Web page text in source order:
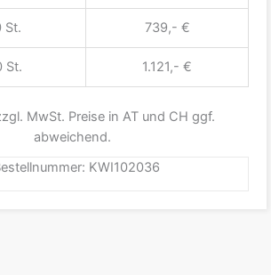
St. 739,- €
St. 1.121,- €
MwSt. Preise in AT und CH ggf.
abweichend.
KWI102036